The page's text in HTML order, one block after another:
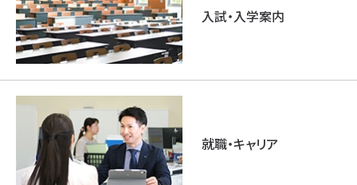
入試・入学案内
就職・キャリア